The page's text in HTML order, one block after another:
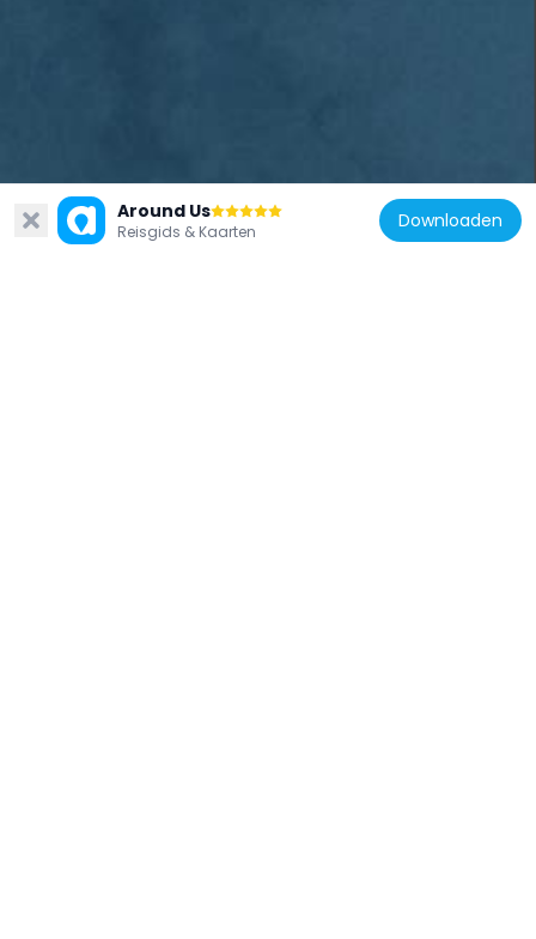
Bagnères-de-Luchon
57.8k
Around Us
Reisgids & Kaarten Downloaden